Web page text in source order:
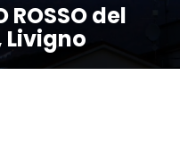
ROSSO del
Livigno